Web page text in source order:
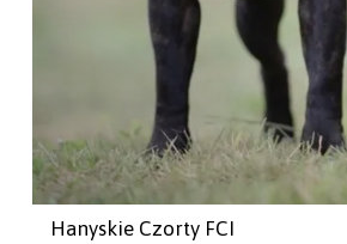
Hanyskie Czorty FCI